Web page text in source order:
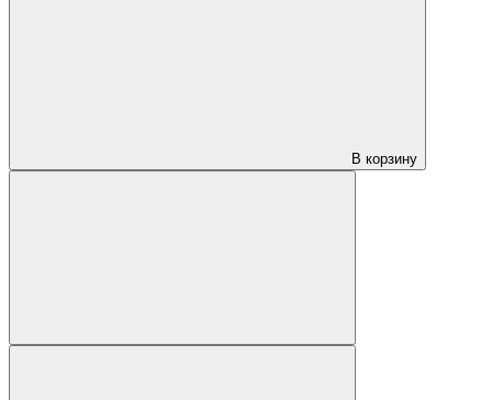
В корзину